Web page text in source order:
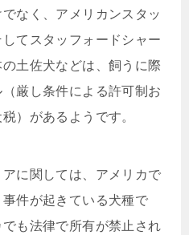
なく、アメリカンスタッ
てスタッフォードシャー
土佐犬などは、飼うに際
厳し条件による許可制お
）があるようです。
に関しては、アメリカで
件が起きている犬種で
も法律で所有が禁止され